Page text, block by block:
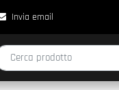
Invia email
modifica di un filtro